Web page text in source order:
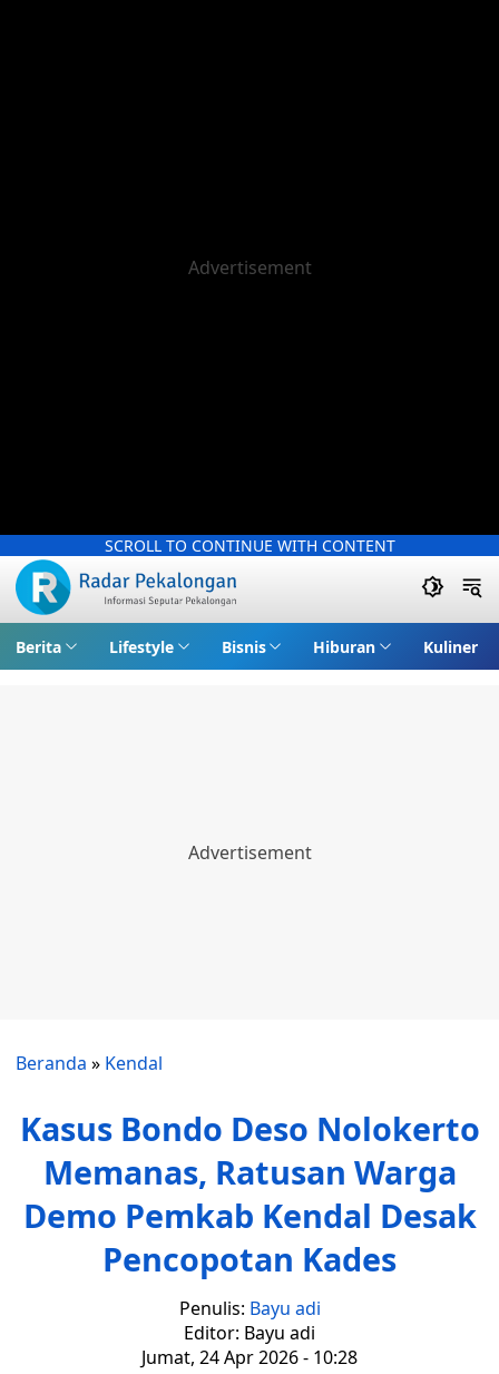
SCROLL TO CONTINUE WITH CONTENT
Berita Lifestyle Bisnis Hiburan Kuliner
Beranda » Kendal
Kasus Bondo Deso Nolokerto
Memanas, Ratusan Warga
Demo Pemkab Kendal Desak
Pencopotan Kades
Penulis: Bayu adi
Editor: Bayu adi
Jumat, 24 Apr 2026 - 10:28